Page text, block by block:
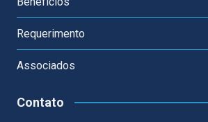
Requerimento
Associados
Contato